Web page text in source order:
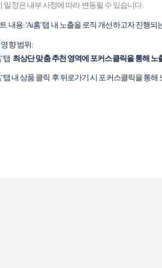
일정은 내부 사정에 따라 변동될 수 있습니다.
내용: 'Ai홈' 탭 내 노출을 로직 개선하고자 진행되
향 범위:
탭 최상단 맞춤 추천 영역에 포커스클릭을 통해 노
' 탭 내 상품 클릭 후 뒤로가기 시 포커스클릭을 통